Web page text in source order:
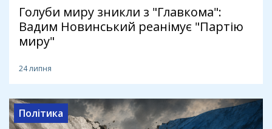
Голуби миру зникли з "Главкома":
Вадим Новинський реанімує "Партію
миру"
24 липня
Політика